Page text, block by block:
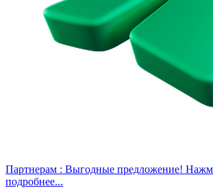
Партнерам : Выгодные предложение!
подробнее...